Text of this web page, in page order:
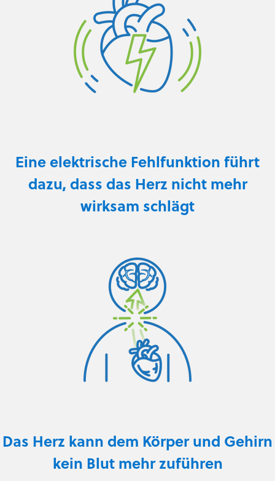
Eine elektrische Fehlfunktion führt
dazu, dass das Herz nicht mehr
wirksam schlägt
Das Herz kann dem Körper und Gehirn
kein Blut mehr zuführen